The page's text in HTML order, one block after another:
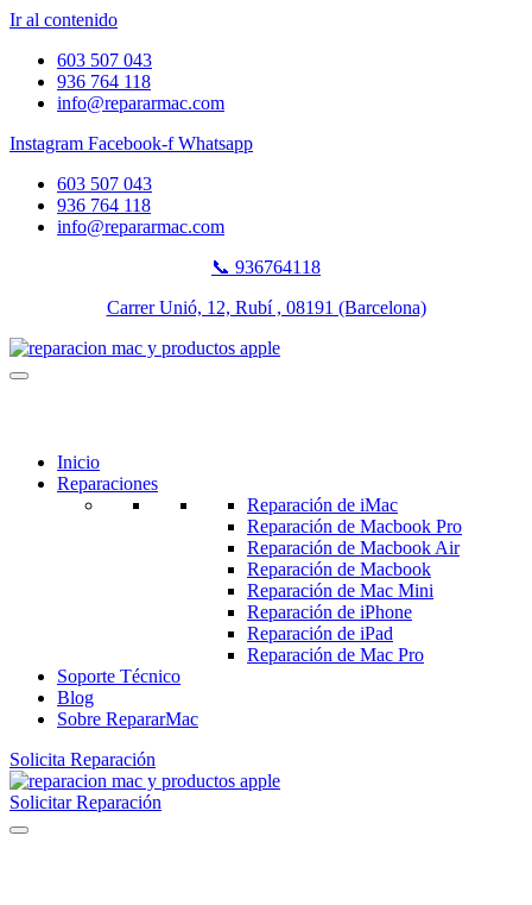
Ir al contenido
603 507 043
936 764 118
info@repararmac.com
Instagram Facebook-f Whatsapp
603 507 043
936 764 118
info@repararmac.com
📞 936764118
Carrer Unió, 12, Rubí , 08191 (Barcelona)
Inicio
Reparaciones
Reparación de iMac
Reparación de Macbook Pro
Reparación de Macbook Air
Reparación de Macbook
Reparación de Mac Mini
Reparación de iPhone
Reparación de iPad
Reparación de Mac Pro
Soporte Técnico
Blog
Sobre RepararMac
Solicita Reparación
Solicitar Reparación